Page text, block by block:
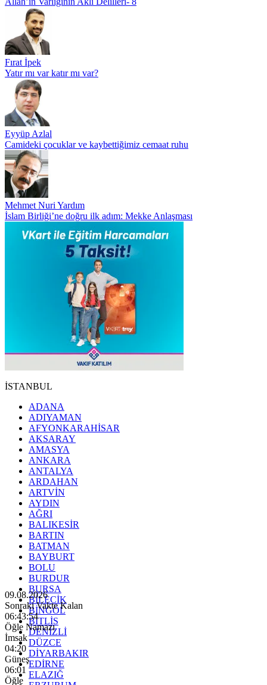
Fırat İpek
Yatır mı var katır mı var?
Eyyüp Azlal
Camideki çocuklar ve kaybettiğimiz cemaat ruhu
Mehmet Nuri Yardım
İslam Birliği’ne doğru ilk adım: Mekke Anlaşması
İSTANBUL
ADANA
ADIYAMAN
AFYONKARAHİSAR
AKSARAY
AMASYA
ANKARA
ANTALYA
ARDAHAN
ARTVİN
AYDIN
AĞRI
BALIKESİR
BARTIN
BATMAN
BAYBURT
BOLU
BURDUR
BURSA
BİLECİK
BİNGÖL
BİTLİS
DENİZLİ
DÜZCE
DİYARBAKIR
EDİRNE
ELAZIĞ
09.08.2026
Sonraki Vakte Kalan
06:43:53
Öğle Namazı
İmsak
04:20
Güneş
06:01
Öğle